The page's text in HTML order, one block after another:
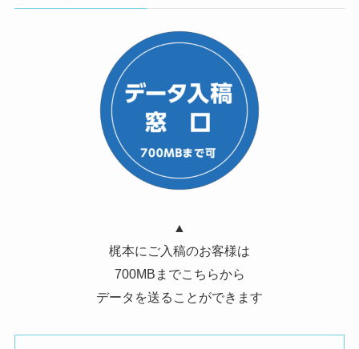
▲
梶本にご入稿のお客様は
700MBまでこちらから
データを送ることができます